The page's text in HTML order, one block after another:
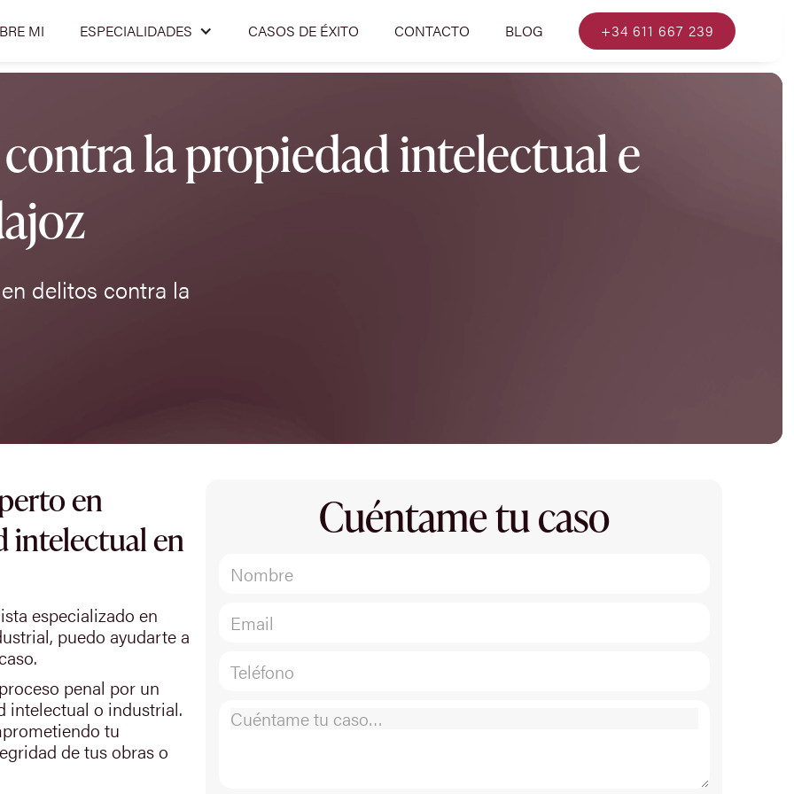
MI ESPECIALIDADES CASOS DE ÉXITO CONTACTO BLOG +34 611 667 239
la propiedad intelectual e
delitos contra la
en
intelectual en
especializado en
puedo ayudarte a
penal por un
intelectual o industrial.
tu
de tus obras o
Cuéntame tu caso